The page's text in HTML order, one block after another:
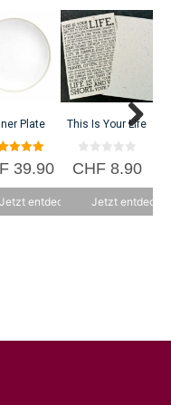
Plate
5.00
von 5
39.90
Jetzt entdecken
This Is Your Life
0
v
CHF8.90
Jetzt